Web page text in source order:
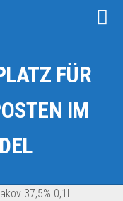
FÜR
IM
37,5% 0,1L